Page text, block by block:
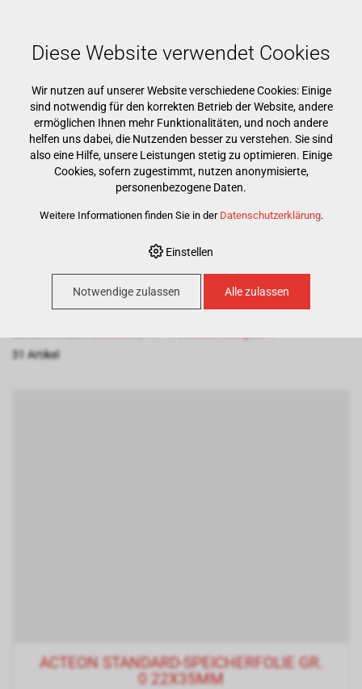
E-SHOP › PRAXIS› RÖNTGEN › DIGITALES RÖNTGEN
Digitales Röntgen
100
31 Artikel
ACTEON STANDARD-SPEICHERFOLIE GR.
0 22X35MM
Diese Website verwendet Cookies
Wir nutzen auf unserer Website verschiedene Cookies: Einige
sind notwendig für den korrekten Betrieb der Website, andere
ermöglichen Ihnen mehr Funktionalitäten, und noch andere
helfen uns dabei, die Nutzenden besser zu verstehen. Sie sind
also eine Hilfe, unsere Leistungen stetig zu optimieren. Einige
Cookies, sofern zugestimmt, nutzen anonymisierte,
personenbezogene Daten.
Weitere Informationen finden Sie in der Datenschutzerklärung.
Einstellen
Notwendige zulassen Alle zulassen